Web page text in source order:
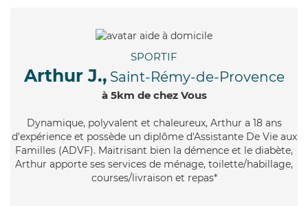
SPORTIF
Arthur J., Saint-Rémy-de-Provence
à 5km de chez Vous
Dynamique, polyvalent et chaleureux, Arthur a 18 ans
d'expérience et possède un diplôme d'Assistante De Vie aux
Familles (ADVF). Maitrisant bien la démence et le diabète,
Arthur apporte ses services de ménage, toilette/habillage,
courses/livraison et repas*